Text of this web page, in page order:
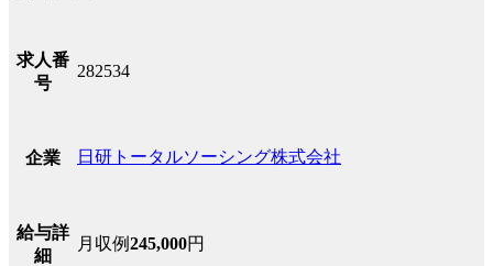
求人番
号
282534
企業 日研トータルソーシング株式会社
給与詳
細
月収例245,000円